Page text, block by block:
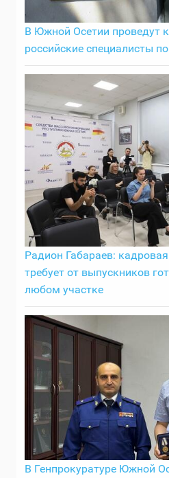
В Южной Осетии проведут
российские специалисты
Радион Габараев:
требует от выпускников
любом участке
В Генпрокуратуре Южной